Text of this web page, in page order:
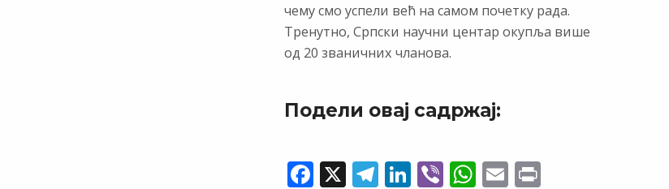
чему смо успели већ на самом почетку рада.
Тренутно, Српски научни центар окупља више
од 20 званичних чланова.
Подели овај садржај:
F X T Li Vi W E